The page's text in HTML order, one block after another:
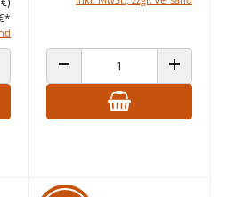
ERHÖHENANZAHL VERRINGERN ANZAHL